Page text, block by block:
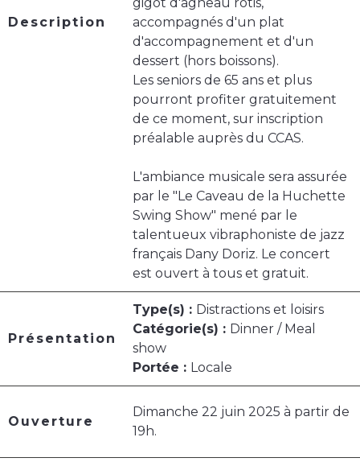
Description
accompagnés d'un plat
d'accompagnement et d'un
dessert (hors boissons).
Les seniors de 65 ans et plus
pourront profiter gratuitement
de ce moment, sur inscription
préalable auprès du CCAS.
L'ambiance musicale sera assurée
par le "Le Caveau de la Huchette
Swing Show" mené par le
talentueux vibraphoniste de jazz
français Dany Doriz. Le concert
est ouvert à tous et gratuit.
Présentation
Type(s) : Distractions et loisirs
Catégorie(s) : Dinner / Meal
show
Portée : Locale
Ouverture
Dimanche 22 juin 2025 à partir de
19h.